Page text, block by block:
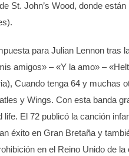
St. John’s Wood, donde
para Julian Lennon tras
amigos» – «Y la amo» –
Cuando tenga 64 y muchas
y Wings. Con esta banda
El 72 publicó la canción
éxito en Gran Bretaña y
en el Reino Unido de